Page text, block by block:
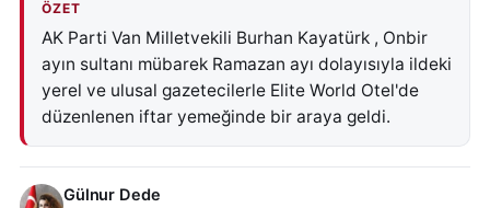
ÖZET
AK Parti Van Milletvekili Burhan Kayatürk , Onbir
ayın sultanı mübarek Ramazan ayı dolayısıyla ildeki
yerel ve ulusal gazetecilerle Elite World Otel'de
düzenlenen iftar yemeğinde bir araya geldi.
Gülnur Dede